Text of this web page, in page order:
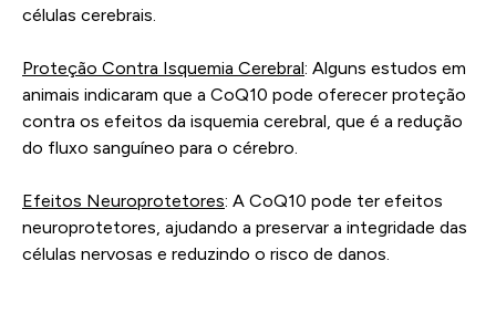
células cerebrais.
Proteção Contra Isquemia Cerebral: Alguns estudos em
animais indicaram que a CoQ10 pode oferecer proteção
contra os efeitos da isquemia cerebral, que é a redução
do fluxo sanguíneo para o cérebro.
Efeitos Neuroprotetores: A CoQ10 pode ter efeitos
neuroprotetores, ajudando a preservar a integridade das
células nervosas e reduzindo o risco de danos.